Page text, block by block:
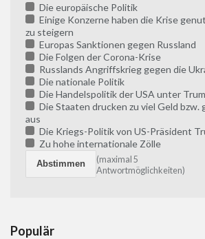
Die europäische Politik
Einige Konzerne haben die Krise
zu steigern
Europas Sanktionen gegen Russland
Die Folgen der Corona-Krise
Russlands Angriffskrieg gegen die
Die nationale Politik
Die Handelspolitik der USA unter
Die Staaten drucken zu viel Geld bzw.
aus
Die Kriegs-Politik von US-Präsident
Zu hohe internationale Zölle
(maximal 5
Antwortmöglichkeiten)
Populär